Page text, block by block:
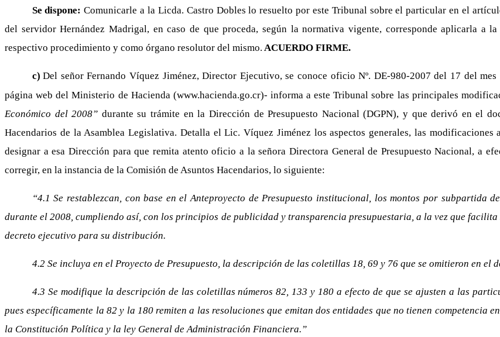
Se dispone:Comunicarle a la Licda. Castro Dobles lo resuelto por este Tribunal sobre el particular en el
del servidor Hernández Madrigal, en caso de que proceda, según la normativa vigente, corresponde aplicarla a
respectivo procedimiento y como órgano resolutor del mismo. ACUERDO FIRME.
c) Del señor Fernando Víquez Jiménez, Director Ejecutivo, se conoce oficio Nº. DE-980-2007 del 17 del
página web del Ministerio de Hacienda (www.hacienda.go.cr)- informa a este Tribunal sobre las principales
Económico del 2008” durante su trámite en la Dirección de Presupuesto Nacional (DGPN), y que derivó en el
Hacendarios de la Asamblea Legislativa. Detalla el Lic. Víquez Jiménez los aspectos generales, las
designar a esa Dirección para que remita atento oficio a la señora Directora General de Presupuesto Nacional, a
corregir, en la instancia de la Comisión de Asuntos Hacendarios, lo siguiente:
“4.1 Se restablezcan, con base en el Anteproyecto de Presupuesto institucional, los montos por subpartida
durante el 2008, cumpliendo así, con los principios de publicidad y transparencia presupuestaria, a la vez que
decreto ejecutivo para su distribución.
4.2 Se incluya en el Proyecto de Presupuesto, la descripción de las coletillas 18, 69 y 76 que se omitieron en el
4.3 Se modifique la descripción de las coletillas números 82, 133 y 180 a efecto de que se ajusten a las
pues específicamente la 82 y la 180 remiten a las resoluciones que emitan dos entidades que no tienen competencia
la Constitución Política y la ley General de Administración Financiera.”